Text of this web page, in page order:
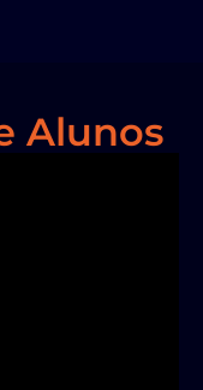
Alunos